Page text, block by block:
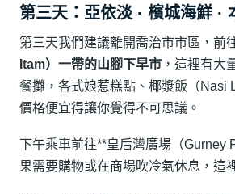
第三天：亞依淡 · 檳城海鮮 ·
第三天我們建議離開喬治市市區，前
Itam） 一帶的山腳下早市 ，這裡有大
餐攤，各式娘惹糕點、椰漿飯（Nasi
價格便宜得讓你覺得不可思議。
下午乘車前往**皇后灣廣場（Gurney
果需要購物或在商場吹冷氣休息，這